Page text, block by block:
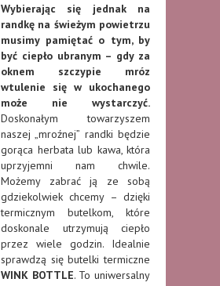
Wybierając się jednak na
randkę na świeżym powietrzu
musimy pamiętać o tym, by
być ciepło ubranym – gdy za
oknem szczypie mróz
wtulenie się w ukochanego
może nie wystarczyć.
Doskonałym towarzyszem
naszej „mroźnej” randki będzie
gorąca herbata lub kawa, która
uprzyjemni nam chwile.
Możemy zabrać ją ze sobą
gdziekolwiek chcemy – dzięki
termicznym butelkom, które
doskonale utrzymują ciepło
przez wiele godzin. Idealnie
sprawdzą się butelki termiczne
WINK BOTTLE. To uniwersalny